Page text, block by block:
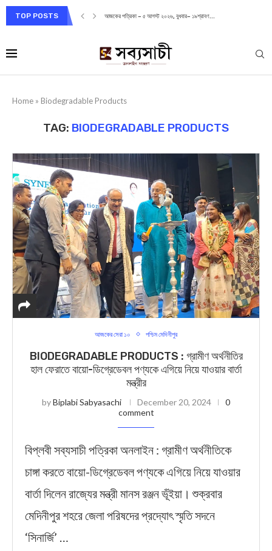
TOP POSTS আজকের পত্রিকা – ৫ আগস্ট ২০২৬, বুধবার– ১৯শ্রাবণ...
Home » Biodegradable Products
TAG: BIODEGRADABLE PRODUCTS
আজকের সেরা ১০ পশ্চিম মেদিনীপুর
BIODEGRADABLE PRODUCTS : গ্রামীণ অর্থনীতির
হাল ফেরাতে বায়ো-ডিগ্রেডেবল পণ্যকে এগিয়ে নিয়ে যাওয়ার বার্তা
মন্ত্রীর
byBiplabi Sabyasachi December 20, 2024
0
comment
বিপ্লবী সব্যসাচী পত্রিকা অনলাইন : গ্রামীণ অর্থনীতিকে
চাঙ্গা করতে বায়ো-ডিগ্রেডেবল পণ্যকে এগিয়ে নিয়ে যাওয়ার
বার্তা দিলেন রাজ্যের মন্ত্রী মানস রঞ্জন ভূঁইয়া। শুক্রবার
মেদিনীপুর শহরে জেলা পরিষদের প্রদ্যোৎ স্মৃতি সদনে
‘সিনার্জি’ …